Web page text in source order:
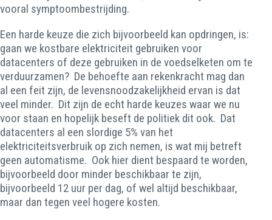
vooral symptoombestrijding.
Een harde keuze die zich bijvoorbeeld kan opdringen, is:
gaan we kostbare elektriciteit gebruiken voor
datacenters of deze gebruiken in de voedselketen om te
verduurzamen? De behoefte aan rekenkracht mag dan
al een feit zijn, de levensnoodzakelijkheid ervan is dat
veel minder. Dit zijn de echt harde keuzes waar we nu
voor staan en hopelijk beseft de politiek dit ook. Dat
datacenters al een slordige 5% van het
elektriciteitsverbruik op zich nemen, is wat mij betreft
geen automatisme. Ook hier dient bespaard te worden,
bijvoorbeeld door minder beschikbaar te zijn,
bijvoorbeeld 12 uur per dag, of wel altijd beschikbaar,
maar dan tegen veel hogere kosten.